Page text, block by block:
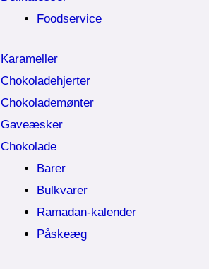
Foodservice
Karameller
Chokoladehjerter
Chokolademønter
Gaveæsker
Chokolade
Barer
Bulkvarer
Ramadan-kalender
Påskeæg